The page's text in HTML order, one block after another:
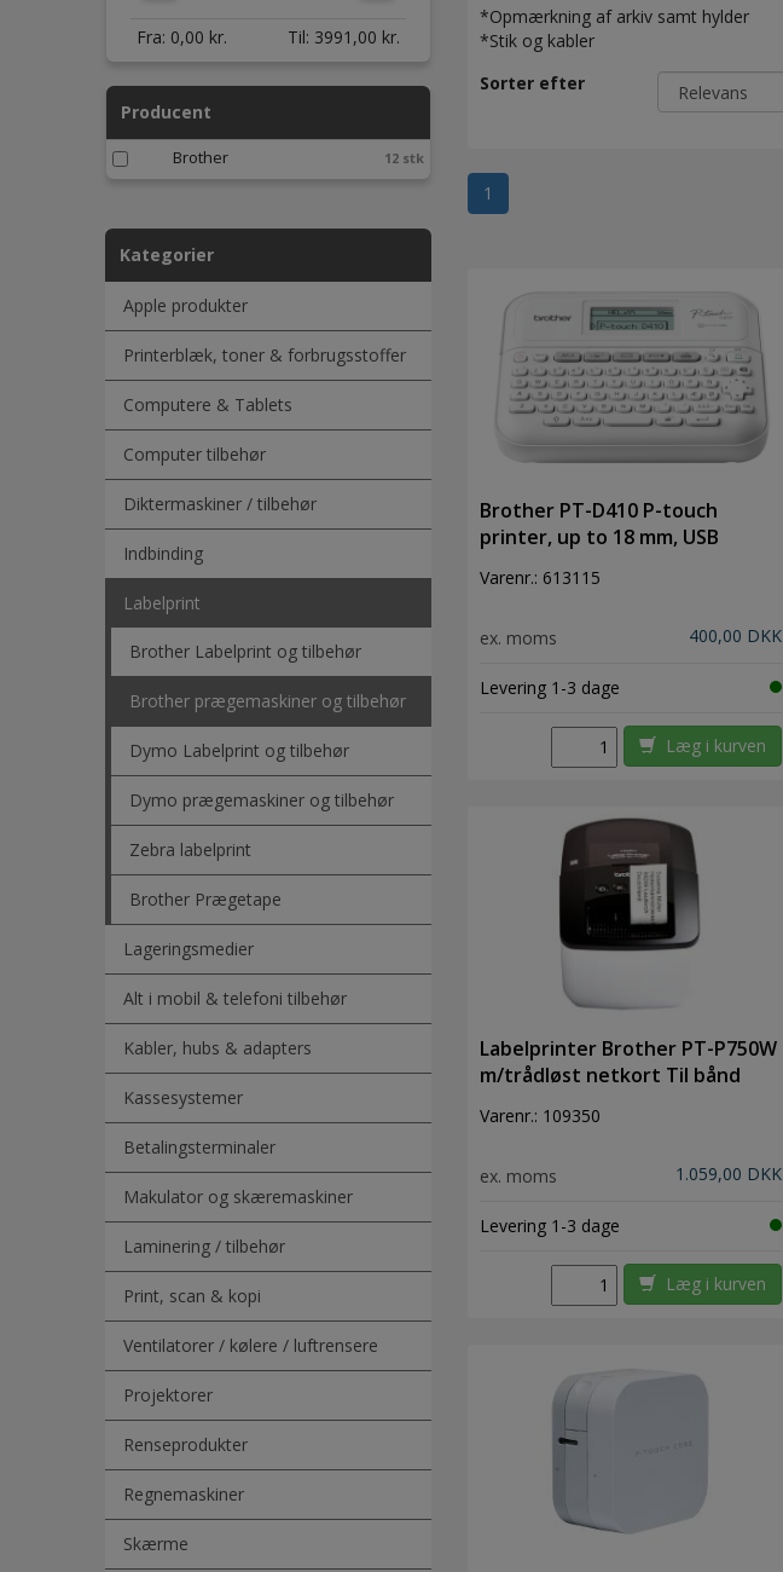
Fra: 0,00 kr. Til: 3991,00 kr.
Producent
Brother 12 stk
Kategorier
Apple produkter
Printerblæk, toner & forbrugsstoffer
Computere & Tablets
Computer tilbehør
Diktermaskiner / tilbehør
Indbinding
Labelprint
Brother Labelprint og tilbehør
Brother prægemaskiner og tilbehør
Dymo Labelprint og tilbehør
Dymo prægemaskiner og tilbehør
Zebra labelprint
Brother Prægetape
Lageringsmedier
Alt i mobil & telefoni tilbehør
Kabler, hubs & adapters
Kassesystemer
Betalingsterminaler
Makulator og skæremaskiner
Laminering / tilbehør
Print, scan & kopi
Ventilatorer / kølere / luftrensere
Projektorer
Renseprodukter
Regnemaskiner
Skærme
*Opmærkning af arkiv samt hylder
*Stik og kabler
Sorter efter
1
Brother PT-D410 P-touch
printer, up to 18 mm, USB
Varenr.: 613115
ex. moms 400,00 DKK
Levering 1-3 dage
Læg i kurven
Labelprinter Brother PT-P750W
m/trådløst netkort Til bånd
Varenr.: 109350
ex. moms 1.059,00 DKK
Levering 1-3 dage
Læg i kurven